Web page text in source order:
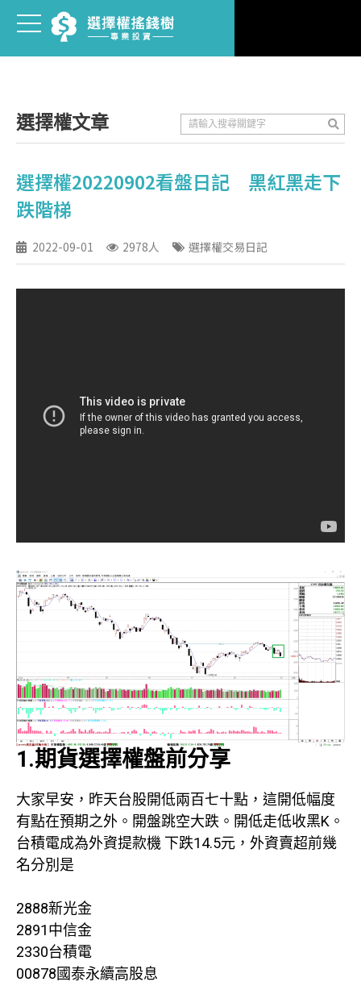
選擇權文章
選擇權20220902看盤日記 黑紅黑走下
跌階梯
2022-09-01 2978人 選擇權交易日記
1.期貨選擇權盤前分享
大家早安，昨天台股開低兩百七十點，這開低幅度
有點在預期之外。開盤跳空大跌。開低走低收黑K。
台積電成為外資提款機 下跌14.5元，外資賣超前幾
名分別是
2888新光金
2891中信金
2330台積電
00878國泰永續高股息